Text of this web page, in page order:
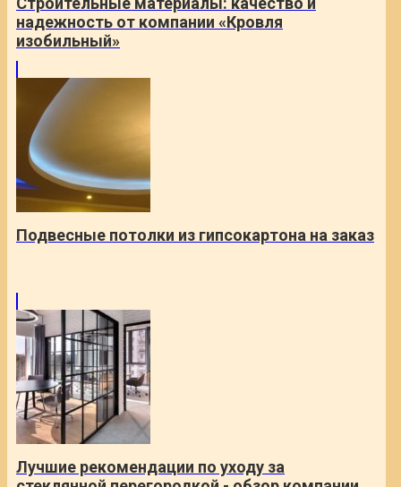
надежность от компании «Кровля
изобильный»
Подвесные потолки из гипсокартона на заказ
Лучшие рекомендации по уходу за